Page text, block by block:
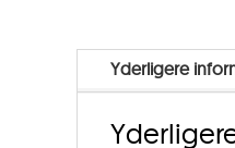
Yderligere